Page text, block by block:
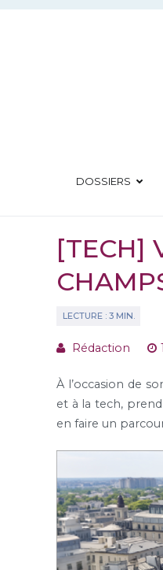
Aller
DOSSIERS
[TECH]
Rédaction
À l’occasion de
et à la tech,
en faire un